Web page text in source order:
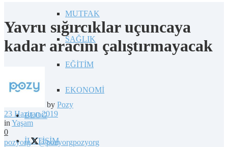
MUTFAK
SAĞLIK
EĞİTİM
EKONOMİ
BLOG
İLETİŞİM
Yavru sığırcıklar uçuncaya
kadar aracını çalıştırmayacak
by Pozy
23 Haziran 2019
in Yaşam
0
pozyorg
@pozyorgpozyorg